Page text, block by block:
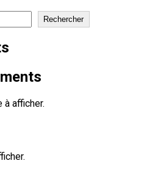
Rechercher
à afficher.